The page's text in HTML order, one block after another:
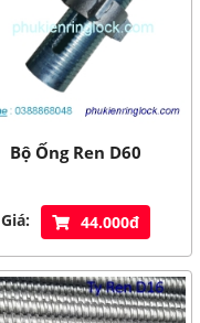
Bộ Ống Ren D60
Giá: 44.000đ